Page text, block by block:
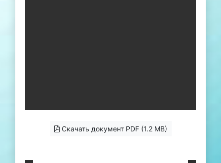
Скачать документ PDF (1.2 MB)